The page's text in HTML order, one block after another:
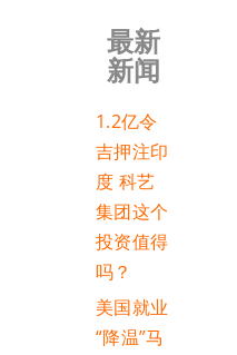
最新
新闻
1.2亿令
吉押注印
度 科艺
集团这个
投资值得
吗？
美国就业
“降温”马